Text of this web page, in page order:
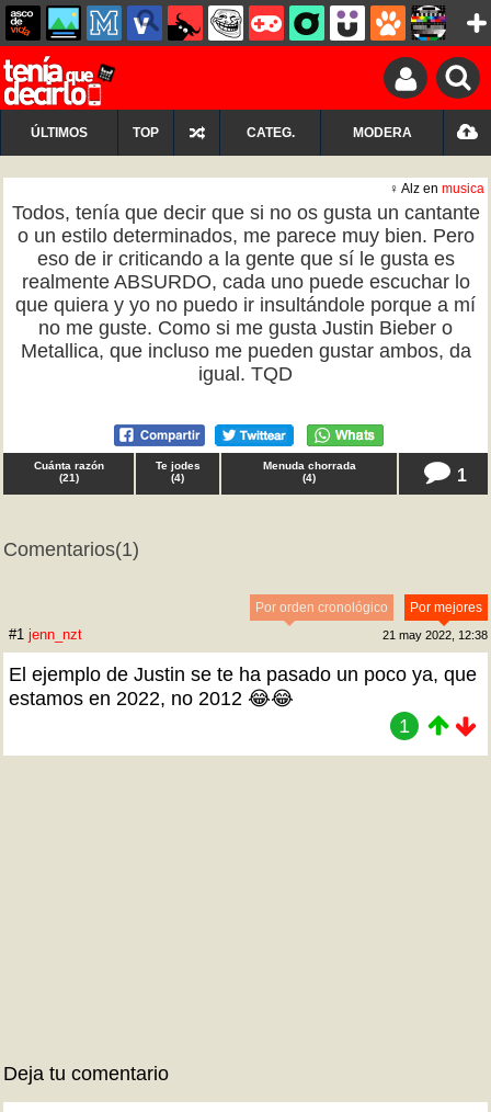
ÚLTIMOS TOP CATEG. MODERA
♀ Alz en musica
Todos, tenía que decir que si no os gusta un cantante
o un estilo determinados, me parece muy bien. Pero
eso de ir criticando a la gente que sí le gusta es
realmente ABSURDO, cada uno puede escuchar lo
que quiera y yo no puedo ir insultándole porque a mí
no me guste. Como si me gusta Justin Bieber o
Metallica, que incluso me pueden gustar ambos, da
igual. TQD
Cuánta razón
(21)
Te jodes
(4)
Menuda chorrada
(4) 1
Comentarios(1)
Por mejores
Por orden cronológico
#1 jenn_nzt 21 may 2022, 12:38
El ejemplo de Justin se te ha pasado un poco ya, que
estamos en 2022, no 2012 😂😂
1
Deja tu comentario